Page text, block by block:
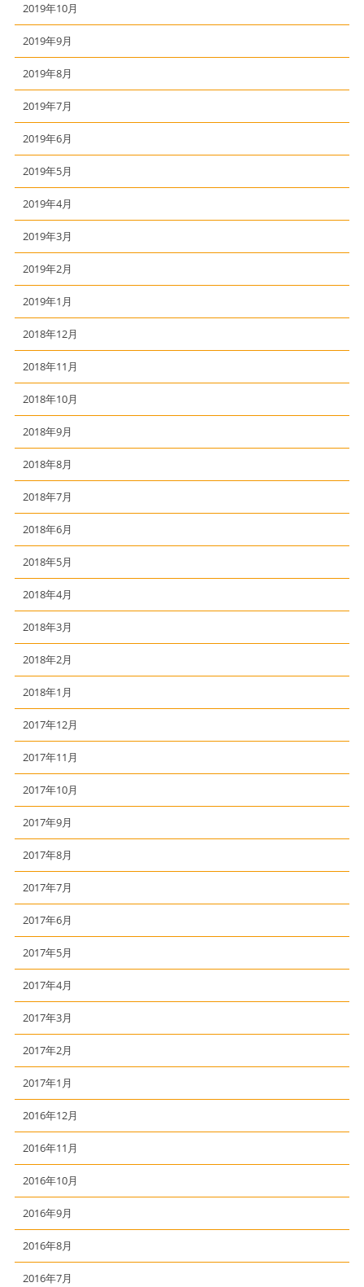
2019年10月
2019年9月
2019年8月
2019年7月
2019年6月
2019年5月
2019年4月
2019年3月
2019年2月
2019年1月
2018年12月
2018年11月
2018年10月
2018年9月
2018年8月
2018年7月
2018年6月
2018年5月
2018年4月
2018年3月
2018年2月
2018年1月
2017年12月
2017年11月
2017年10月
2017年9月
2017年8月
2017年7月
2017年6月
2017年5月
2017年4月
2017年3月
2017年2月
2017年1月
2016年12月
2016年11月
2016年10月
2016年9月
2016年8月
2016年7月